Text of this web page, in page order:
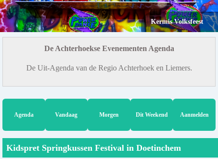
Kermis Volksfeest
De Achterhoekse Evenementen Agenda
De Uit-Agenda van de Regio Achterhoek en Liemers.
Agenda Vandaag Morgen Dit Weekend Aanmelden
Kidspret Springkussen Festival in Doetinchem